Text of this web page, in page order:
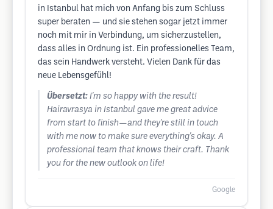
in Istanbul hat mich von Anfang bis zum Schluss
super beraten — und sie stehen sogar jetzt immer
noch mit mir in Verbindung, um sicherzustellen,
dass alles in Ordnung ist. Ein professionelles Team,
das sein Handwerk versteht. Vielen Dank für das
neue Lebensgefühl!
Übersetzt: I'm so happy with the result!
Hairavrasya in Istanbul gave me great advice
from start to finish—and they're still in touch
with me now to make sure everything's okay. A
professional team that knows their craft. Thank
you for the new outlook on life!
Google